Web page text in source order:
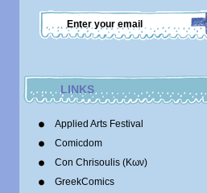
LINKS
Applied Arts Festival
Comicdom
Con Chrisoulis (Κων)
GreekComics